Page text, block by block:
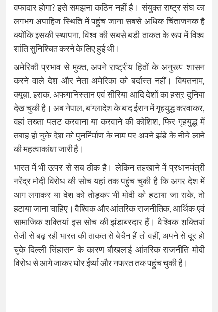
वफादार होगा? इसे समझना कठिन नहीं है। संयुक्त राष्ट्र संघ का
लगभग अपाहिज स्थिति में पहुंच जाना सबसे अधिक चिंताजनक है
क्योंकि इसकी स्थापना, विश्व की सबसे बड़ी ताकत के रूप में विश्व
शांति सुनिश्चित करने के लिए हुई थी।
अमेरिकी प्रभाव से मुक्त, अपने राष्ट्रीय हितों के अनुरूप शासन
करने वाले देश और नेता अमेरिका को बर्दास्त नहीं। वियतनाम,
क्यूबा, इराक, अफगानिस्तान एवं सीरिया आदि देशों का हस्र दुनिया
देख चुकी है। अब नेपाल, बांग्लादेश के बाद ईरान में गृहयुद्ध करवाकर,
वहां तख्ता पलट करवाना या करवाने की कोशिश, फिर गृहयुद्ध में
तबाह हो चुके देश को पुनर्निर्माण के नाम पर अपने झंडे के नीचे लाने
की महत्वाकांक्षा जारी है।
भारत में भी ऊपर से सब ठीक है। लेकिन तहखाने में प्रधानमंत्री
नरेंद्र मोदी विरोध की सोच यहां तक पहुंच चुकी है कि अगर देश में
आग लगाकर या देश को तोड़कर भी मोदी को हटाया जा सके, तो
हटाया जाना चाहिए। वैश्विक और आंतरिक राजनीतिक, आर्थिक एवं
सामाजिक शक्तियां इस सोच की झंडाबरदार हैं। वैश्विक शक्तियां
तेजी से बढ़ रही भारत की ताकत से बेचैन हैं तो वहीं, अपने से दूर हो
चुके दिल्ली सिंहासन के कारण बौखलाई आंतरिक राजनीति मोदी
विरोध से आगे जाकर घोर ईर्ष्या और नफरत तक पहुंच चुकी है।